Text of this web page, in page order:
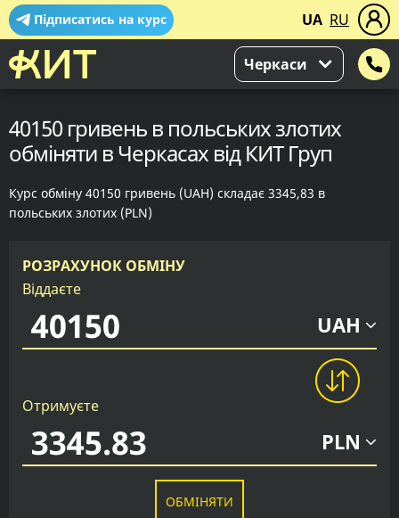
Підписатись на курс UA RU
Черкаси
40150 гривень в польських злотих
обміняти в Черкасах від КИТ Груп
Курс обміну 40150 гривень (UAH) складає 3345,83 в
польських злотих (PLN)
РОЗРАХУНОК ОБМІНУ
Віддаєте
UAH
Отримуєте
PLN
ОБМІНЯТИ